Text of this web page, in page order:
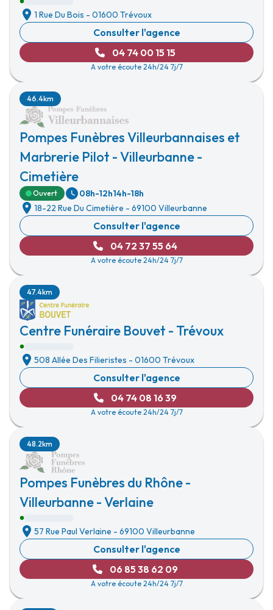
1 Rue Du Bois - 01600 Trévoux
Consulter l'agence
04 74 00 15 15
A votre écoute 24h/24 7j/7
Pompes Funèbres Villeurbannaises et
Marbrerie Pilot - Villeurbanne -
Cimetière
46.4km
Ouvert 08h-12h14h-18h
18-22 Rue Du Cimetière - 69100 Villeurbanne
Consulter l'agence
04 72 37 55 64
A votre écoute 24h/24 7j/7
Centre Funéraire Bouvet - Trévoux
47.4km
508 Allée Des Filieristes - 01600 Trévoux
Consulter l'agence
04 74 08 16 39
A votre écoute 24h/24 7j/7
Pompes Funèbres du Rhône -
Villeurbanne - Verlaine
48.2km
57 Rue Paul Verlaine - 69100 Villeurbanne
Consulter l'agence
06 85 38 62 09
A votre écoute 24h/24 7j/7